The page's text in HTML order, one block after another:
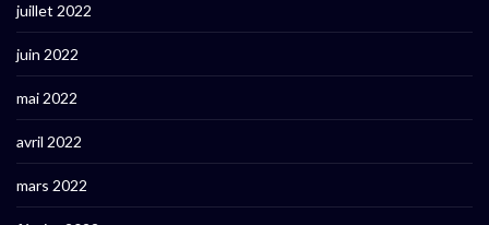
juillet 2022
juin 2022
mai 2022
avril 2022
mars 2022